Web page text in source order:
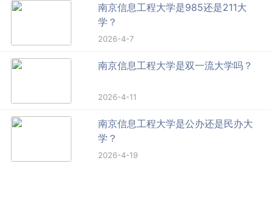
南京信息工程大学是985还是211大
学？
2026-4-7
南京信息工程大学是双一流大学吗？
2026-4-11
南京信息工程大学是公办还是民办大
学？
2026-4-19